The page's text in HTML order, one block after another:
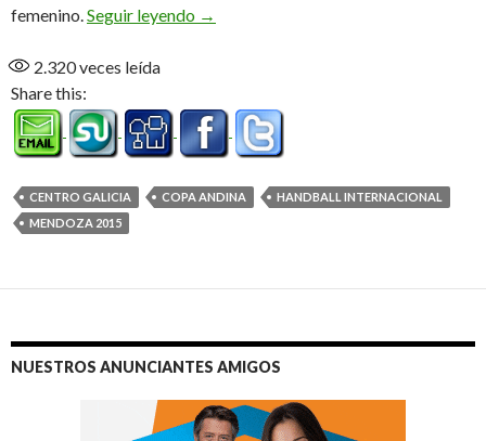
femenino. Seguir leyendo Centro Galicia en viaje a Mendoza
→
2.320veces leída
Share this:
CENTRO GALICIA COPA ANDINA
HANDBALL INTERNACIONAL
MENDOZA 2015
NUESTROS ANUNCIANTES AMIGOS